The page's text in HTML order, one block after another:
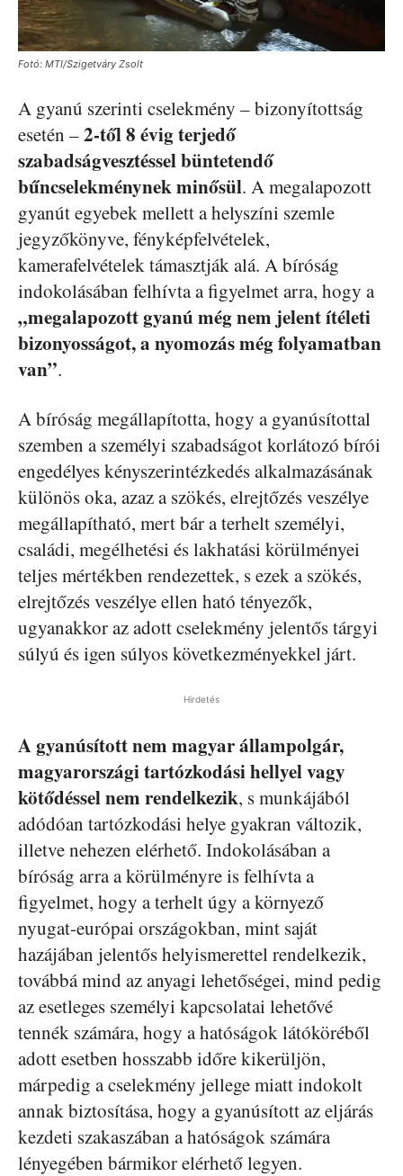
Fotó: MTI/Szigetváry Zsolt
A gyanú szerinti cselekmény – bizonyítottság
esetén –2-től 8 évig terjedő
szabadságvesztéssel büntetendő
bűncselekménynek minősül. A megalapozott
gyanút egyebek mellett a helyszíni szemle
jegyzőkönyve, fényképfelvételek,
kamerafelvételek támasztják alá. A bíróság
indokolásában felhívta a figyelmet arra, hogy a
„megalapozott gyanú még nem jelent ítéleti
bizonyosságot, a nyomozás még folyamatban
van”.
A bíróság megállapította, hogy a gyanúsítottal
szemben a személyi szabadságot korlátozó bírói
engedélyes kényszerintézkedés alkalmazásának
különös oka, azaz a szökés, elrejtőzés veszélye
megállapítható, mert bár a terhelt személyi,
családi, megélhetési és lakhatási körülményei
teljes mértékben rendezettek, s ezek a szökés,
elrejtőzés veszélye ellen ható tényezők,
ugyanakkor az adott cselekmény jelentős tárgyi
súlyú és igen súlyos következményekkel járt.
Hirdetés
A gyanúsított nem magyar állampolgár,
magyarországi tartózkodási hellyel vagy
kötődéssel nem rendelkezik, s munkájából
adódóan tartózkodási helye gyakran változik,
illetve nehezen elérhető. Indokolásában a
bíróság arra a körülményre is felhívta a
figyelmet, hogy a terhelt úgy a környező
nyugat-európai országokban, mint saját
hazájában jelentős helyismerettel rendelkezik,
továbbá mind az anyagi lehetőségei, mind pedig
az esetleges személyi kapcsolatai lehetővé
tennék számára, hogy a hatóságok látóköréből
adott esetben hosszabb időre kikerüljön,
márpedig a cselekmény jellege miatt indokolt
annak biztosítása, hogy a gyanúsított az eljárás
kezdeti szakaszában a hatóságok számára
lényegében bármikor elérhető legyen.